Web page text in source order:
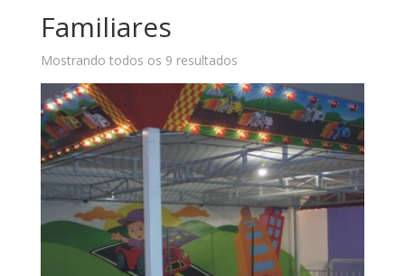
Familiares
Mostrando todos os 9 resultados